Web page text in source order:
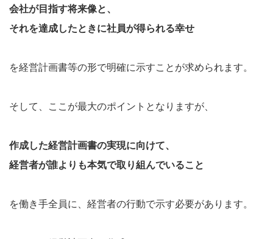
会社が目指す将来像と、
それを達成したときに社員が得られる幸せ
を経営計画書等の形で明確に示すことが求められます。
そして、ここが最大のポイントとなりますが、
作成した経営計画書の実現に向けて、
経営者が誰よりも本気で取り組んでいること
を働き手全員に、経営者の行動で示す必要があります。